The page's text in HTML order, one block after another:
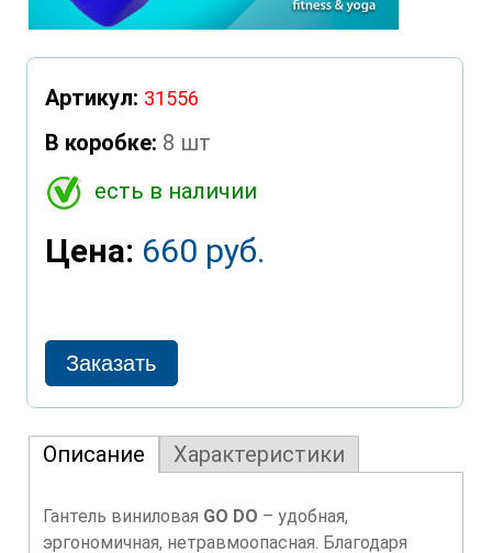
Артикул: 31556
В коробке: 8 шт
есть в наличии
Цена: 660 руб.
Описание Характеристики
Гантель виниловая GO DO – удобная,
эргономичная, нетравмоопасная. Благодаря